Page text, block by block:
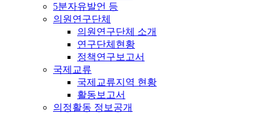
5분자유발언 등
의원연구단체
의원연구단체 소개
연구단체현황
정책연구보고서
국제교류
국제교류지역 현황
활동보고서
의정활동 정보공개